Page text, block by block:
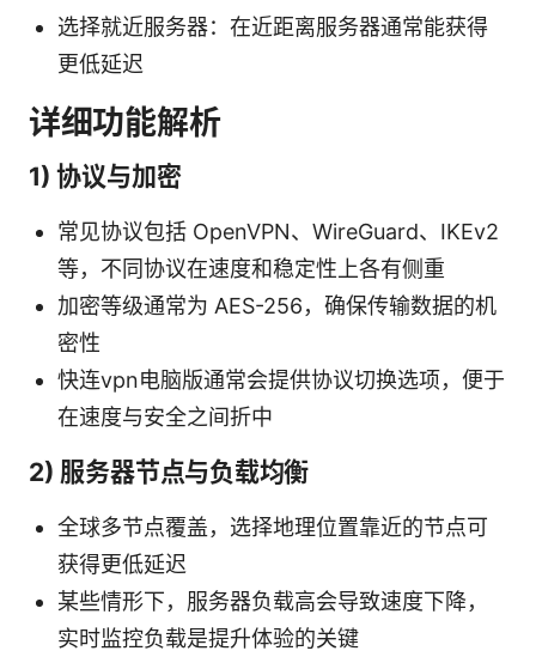
选择就近服务器：在近距离服务器通常能获得
更低延迟
详细功能解析
1) 协议与加密
常见协议包括 OpenVPN、WireGuard、IKEv2
等，不同协议在速度和稳定性上各有侧重
加密等级通常为 AES-256，确保传输数据的机
密性
快连vpn电脑版通常会提供协议切换选项，便于
在速度与安全之间折中
2) 服务器节点与负载均衡
全球多节点覆盖，选择地理位置靠近的节点可
获得更低延迟
某些情形下，服务器负载高会导致速度下降，
实时监控负载是提升体验的关键